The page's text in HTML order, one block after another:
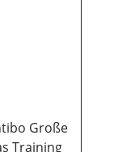
Große
Training